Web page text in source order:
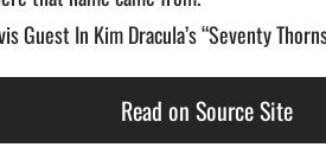
Guest In Kim Dracula’s “Seventy
Read on Source Site